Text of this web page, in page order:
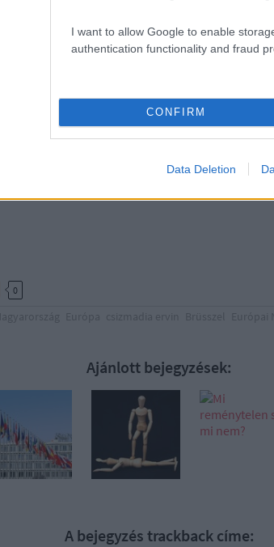
I want to allow Google to enable
authentication functionality and fraud
CONFIRM
Data Deletion
is, hogy ne egy újabb szélsőséges
egyértelmű, hogy Orbán Viktor a
komoly európai befolyásra tör.
az EU történetében volt-e olyan
totálisan szembe menő) pártfrakciót,
0
Ajánlott bejegyzések:
A bejegyzés trackback címe: